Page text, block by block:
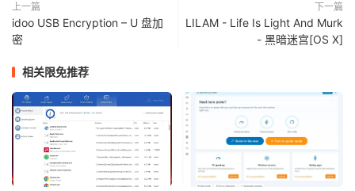
上一篇
idoo USB Encryption – U 盘加
密
下一篇
LILAM - Life Is Light And Murk
- 黑暗迷宫[OS X]
相关限免推荐